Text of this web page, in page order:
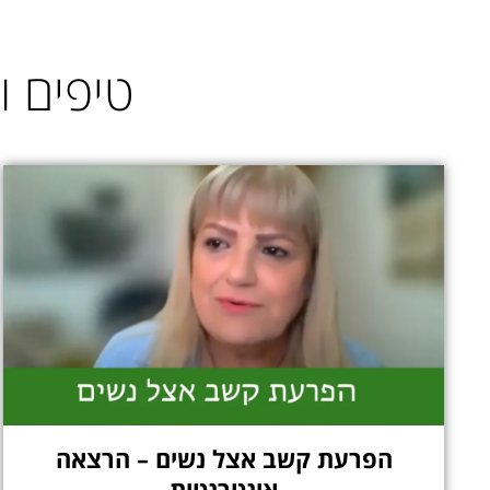
טיפים
הפרעת קשב אצל נשים – הרצאה